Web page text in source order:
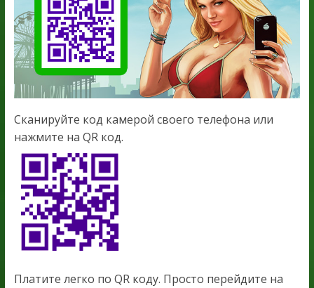
Сканируйте код камерой своего телефона или
нажмите на QR код.
Платите легко по QR коду. Просто перейдите на